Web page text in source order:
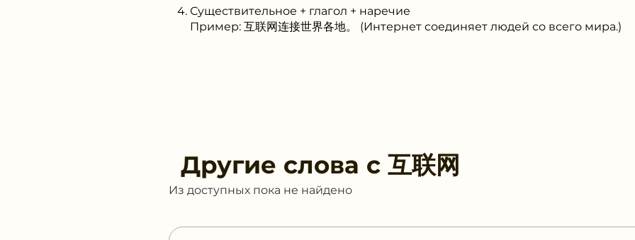
Существительное + глагол + наречие
Пример: 互联网连接世界各地。 (Интернет соединяет людей со всего мира.)
Другие слова с 互联网
Из доступных пока не найдено